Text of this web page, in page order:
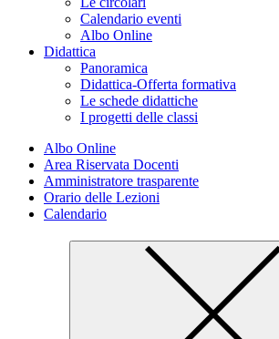
Calendario eventi
Albo Online
Didattica
Panoramica
Didattica-Offerta formativa
Le schede didattiche
I progetti delle classi
Albo Online
Area Riservata Docenti
Amministratore trasparente
Orario delle Lezioni
Calendario